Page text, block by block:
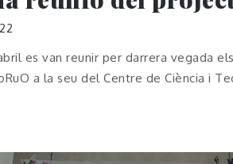
es van reunir per darrera vegada
a la seu del Centre de Ciència i